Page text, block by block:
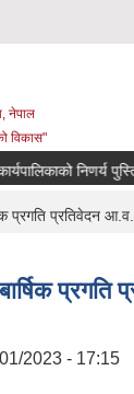
नेपाल
विकास"
निणर्य
प्रगति प्रतिवेदन
प्रगति
2023 - 17:15